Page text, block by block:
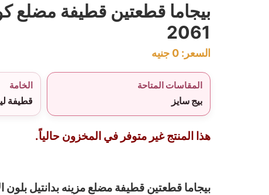
بيجاما قطعتين قطيفة مضلع
2061
السعر: 0 جنيه
المقاسات المتاحة
بيج سايز
الخامة
قطيفة
هذا المنتج غير متوفر في المخزون حالياً.
بيجاما قطعتين قطيفة مضلع مزينه بدانتيل بلون